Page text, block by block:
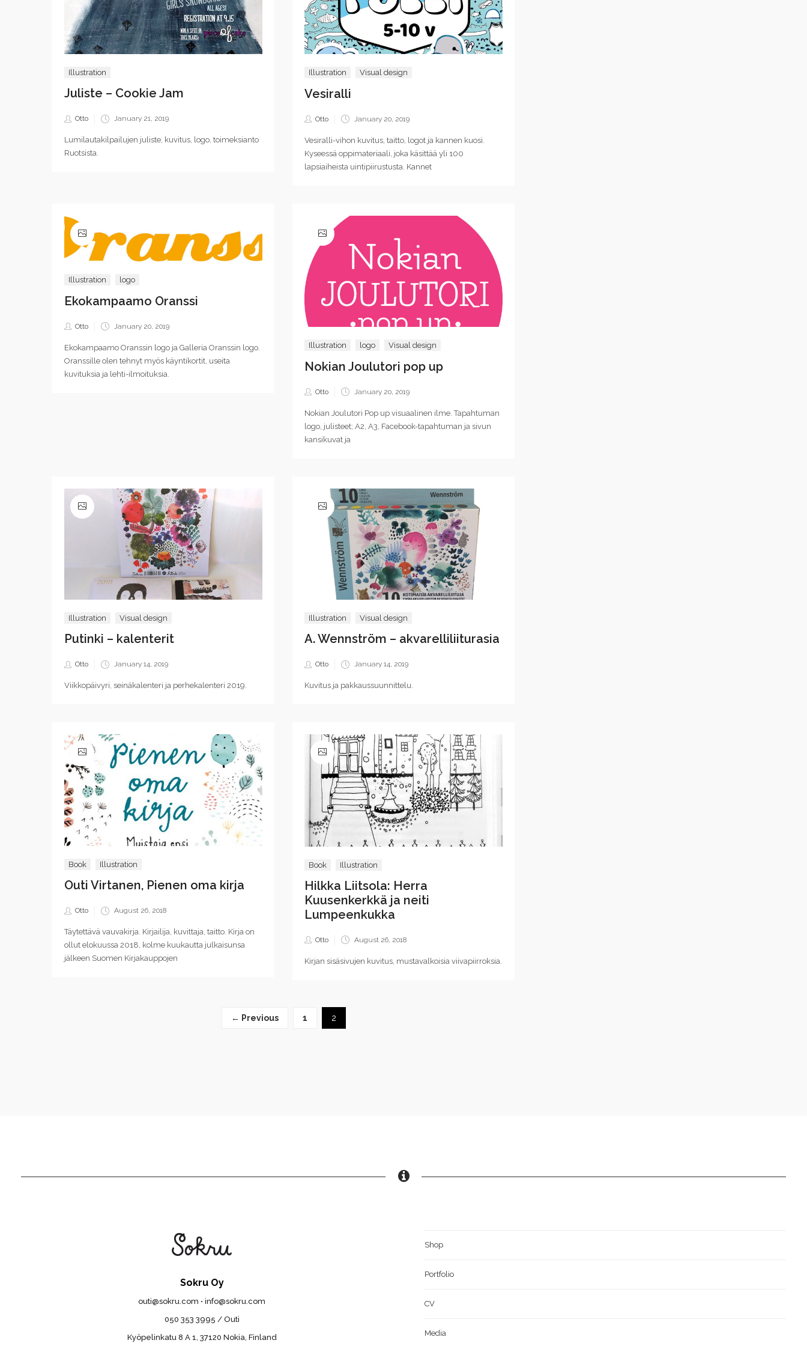
Illustration
Juliste – Cookie Jam
Otto
Posted
January 21, 2019
Lumilautakilpailujen juliste, kuvitus, logo, toimeksianto
Ruotsista.
Illustration Visual design
Vesiralli
Otto
Posted
January 20, 2019
Vesiralli-vihon kuvitus, taitto, logot ja kannen kuosi.
Kyseessä oppimateriaali, joka käsittää yli 100
lapsiaiheista uintipiirustusta. Kannet
Illustration logo
Ekokampaamo Oranssi
Otto
Posted
January 20, 2019
Ekokampaamo Oranssin logo ja Galleria Oranssin logo.
Oranssille olen tehnyt myös käyntikortit, useita
kuvituksia ja lehti-ilmoituksia.
Illustration logo Visual design
Nokian Joulutori pop up
Otto
Posted
January 20, 2019
Nokian Joulutori Pop up visuaalinen ilme. Tapahtuman
logo, julisteet; A2, A3, Facebook-tapahtuman ja sivun
kansikuvat ja
Illustration Visual design
Putinki – kalenterit
Otto
Posted
January 14, 2019
Viikkopäivyri, seinäkalenteri ja perhekalenteri 2019.
Illustration Visual design
A. Wennström – akvarelliliiturasia
Otto
Posted
January 14, 2019
Kuvitus ja pakkaussuunnittelu.
Book Illustration
Outi Virtanen, Pienen oma kirja
Otto
Posted
August 26, 2018
Täytettävä vauvakirja. Kirjailija, kuvittaja, taitto. Kirja on
ollut elokuussa 2018, kolme kuukautta julkaisunsa
jälkeen Suomen Kirjakauppojen
Book Illustration
Hilkka Liitsola: Herra
Kuusenkerkkä ja neiti
Lumpeenkukka
Otto
Posted
August 26, 2018
Kirjan sisäsivujen kuvitus, mustavalkoisia viivapiirroksia.
← Previous 1 2
Sokru Oy
outi@sokru.com • info@sokru.com
050 353 3995 / Outi
Kyöpelinkatu 8 A 1, 37120 Nokia, Finland
Shop
Portfolio
CV
Media